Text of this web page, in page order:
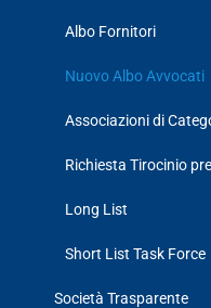
Albo Fornitori
Nuovo Albo Avvocati
Associazioni di
Richiesta Tirocinio
Long List
Short List Task Force
Società Trasparente